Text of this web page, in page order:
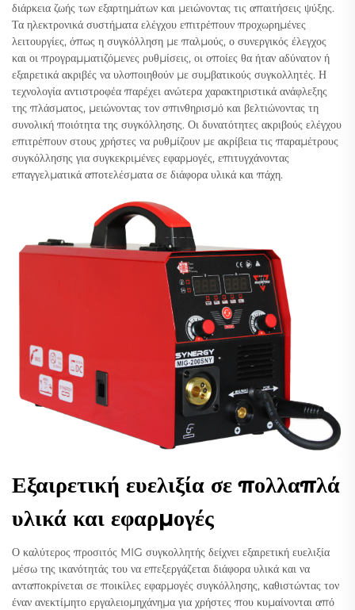
διάρκεια ζωής των εξαρτημάτων και μειώνοντας τις απαιτήσεις ψύξης.
Τα ηλεκτρονικά συστήματα ελέγχου επιτρέπουν προχωρημένες
λειτουργίες, όπως η συγκόλληση με παλμούς, ο συνεργικός έλεγχος
και οι προγραμματιζόμενες ρυθμίσεις, οι οποίες θα ήταν αδύνατον ή
εξαιρετικά ακριβές να υλοποιηθούν με συμβατικούς συγκολλητές. Η
τεχνολογία αντιστροφέα παρέχει ανώτερα χαρακτηριστικά ανάφλεξης
της πλάσματος, μειώνοντας τον σπινθηρισμό και βελτιώνοντας τη
συνολική ποιότητα της συγκόλλησης. Οι δυνατότητες ακριβούς ελέγχου
επιτρέπουν στους χρήστες να ρυθμίζουν με ακρίβεια τις παραμέτρους
συγκόλλησης για συγκεκριμένες εφαρμογές, επιτυγχάνοντας
επαγγελματικά αποτελέσματα σε διάφορα υλικά και πάχη.
Εξαιρετική ευελιξία σε πολλαπλά
υλικά και εφαρμογές
Ο καλύτερος προσιτός MIG συγκολλητής δείχνει εξαιρετική ευελιξία
μέσω της ικανότητάς του να επεξεργάζεται διάφορα υλικά και να
ανταποκρίνεται σε ποικίλες εφαρμογές συγκόλλησης, καθιστώντας τον
έναν ανεκτίμητο εργαλειομηχάνημα για χρήστες που κυμαίνονται από